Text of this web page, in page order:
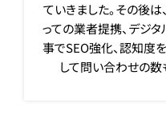
ていきました。その後
っての業者提携、デジ
事でSEO強化、認知度
して問い合わせの数